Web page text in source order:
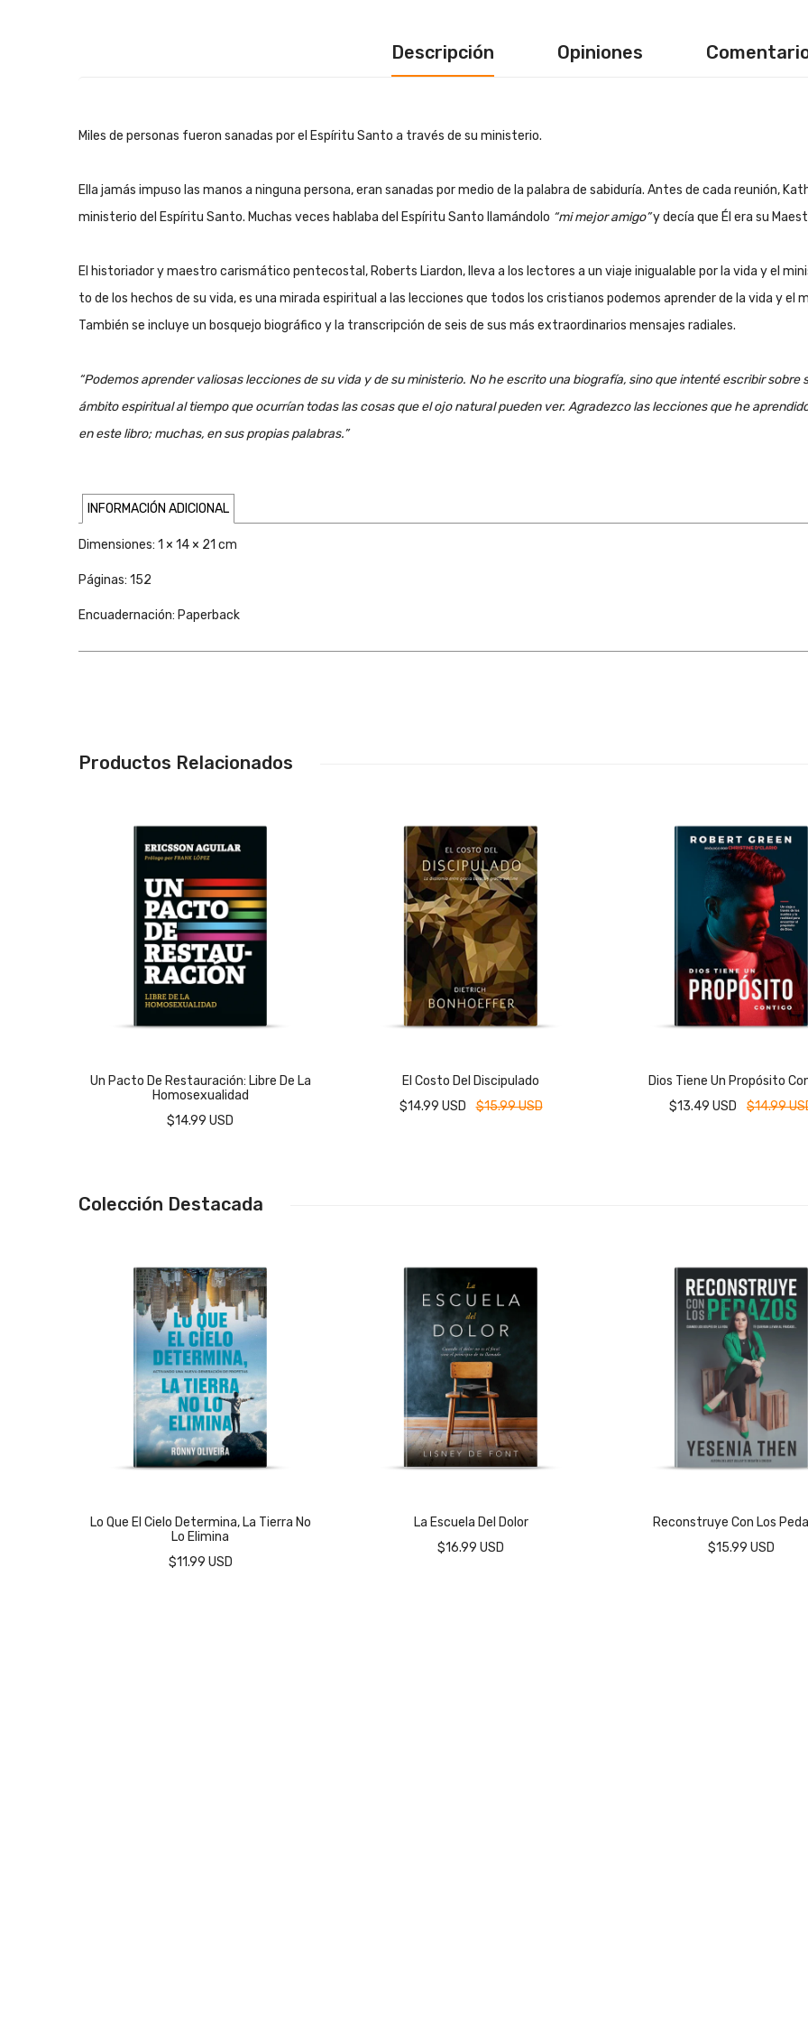
Descripción Opiniones
Miles de personas fueron sanadas por el Espíritu Santo a través de su ministerio.
Ella jamás impuso las manos a ninguna persona, eran sanadas por medio de la palabra de sabiduría. Antes de cada reunión,
ministerio del Espíritu Santo. Muchas veces hablaba del Espíritu Santo llamándolo “mi mejor amigo”y decía que Él era su
El his­to­ria­dor y maes­tro ca­ris­má­ti­co pen­te­cos­tal, Ro­berts Liar­don, lle­va a los lec­to­res a un via­je ini­gua­la­ble por la vi­da y el
to de los he­chos de su vi­da, es una mi­ra­da es­pi­ri­tual a las lec­cio­nes que to­dos los cris­tia­nos po­de­mos apren­der de la vi­da y el
Tam­bién se in­clu­ye un bos­que­jo bio­grá­fi­co y la trans­crip­ción de seis de sus más ex­traor­di­na­rios men­sa­jes ra­dia­les.
“Po­de­mos apren­der va­lio­sas lec­cio­nes de su vi­da y de su mi­nis­te­rio. No he es­cri­to una bio­gra­fía, si­no que in­ten­té es­cri­bir
ám­bi­to es­pi­ri­tual al tiem­po que ocu­rrían to­das las co­sas que el ojo na­tu­ral pue­den ver. Agra­dez­co las lec­cio­nes que he
en es­te li­bro; mu­chas, en sus pro­pias pa­la­bras.”
INFORMACIÓN ADICIONAL
Dimensiones: 1 × 14 × 21 cm
Páginas: 152
Encuadernación: Paperback
Productos Relacionados
Un Pacto De Restauración: Libre De La
Homosexualidad
$14.99 USD
El Costo Del Discipulado
$14.99 USD
$15.99 USD
Dios Tiene Un Propósito
$13.49 USD
$14.99
Colección Destacada
Lo Que El Cielo Determina, La Tierra No
Lo Elimina
$11.99 USD
La Escuela Del Dolor
$16.99 USD
Reconstruye Con Los
$15.99 USD